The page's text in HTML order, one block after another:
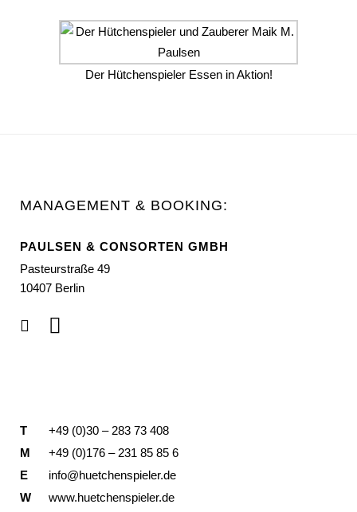
Der Hütchenspieler Essen in Aktion!
MANAGEMENT & BOOKING:
PAULSEN & CONSORTEN GMBH
Pasteurstraße 49
10407 Berlin
T
+49 (0)30 – 283 73 408
M
+49 (0)176 – 231 85 85 6
E
info@huetchenspieler.de
W
www.huetchenspieler.de